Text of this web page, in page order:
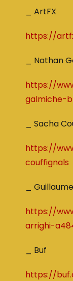
_ ArtFX
https://
_ Nathan
https://
galmiche-
_ Sacha
https://
couffignals
_
https://
arrighi-
_ Buf
https://